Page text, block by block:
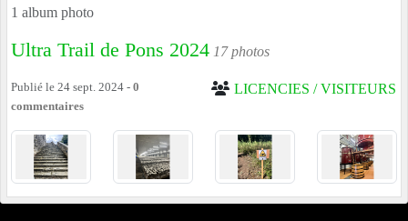
1 album photo
Ultra Trail de Pons 2024 17 photos
LICENCIES / VISITEURS
Publié le 24 sept. 2024 - 0
commentaires